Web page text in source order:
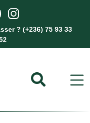
? (+236) 75 93 33